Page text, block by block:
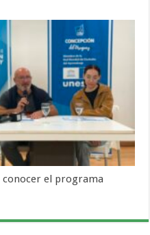
conocer el programa